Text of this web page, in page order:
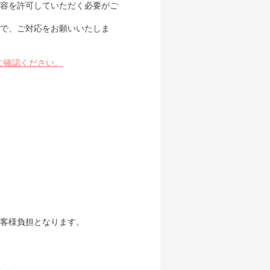
を許可していただく必要がご
、ご対応をお願いいたしま
認ください。
様負担となります。